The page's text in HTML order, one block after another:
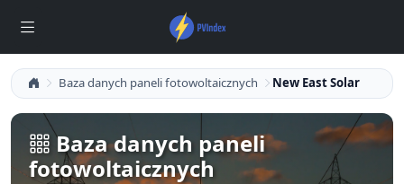
Baza danych paneli fotowoltaicznych New East Solar
Baza danych paneli
fotowoltaicznych